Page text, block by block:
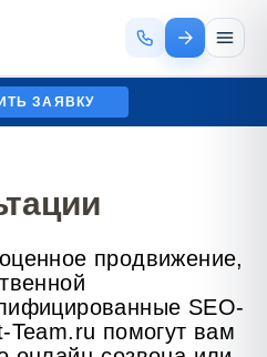
ЗАЯВКУ
продвижение,
SEO-
Team.ru помогут вам